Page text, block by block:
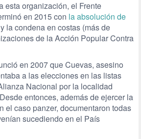
esta organización, el Frente
en 2015 con la absolución de
y la condena en costas (más de
de la Acción Popular Contra
en 2007 que Cuevas, asesino
a las elecciones en las listas
Nacional por la localidad
entonces, además de ejercer la
el caso panzer, documentaron todas
sucediendo en el País